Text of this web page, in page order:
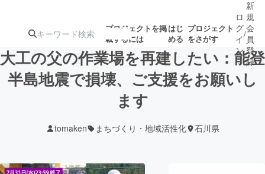
プロジェクトを掲
載するには
はじ
める
プロジェクト
をさがす
注目の新着プロ募集終了が近いプ
ロ
グ
イ
ン
/
新
規
会
員
登
録
大工の父の作業場を再建したい：能登
半島地震で損壊、ご支援をお願いし
ます
tomaken まちづくり・地域活性化 石川県